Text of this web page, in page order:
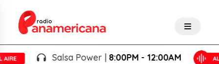
Salsa Power |8:00PM - 12:00AM